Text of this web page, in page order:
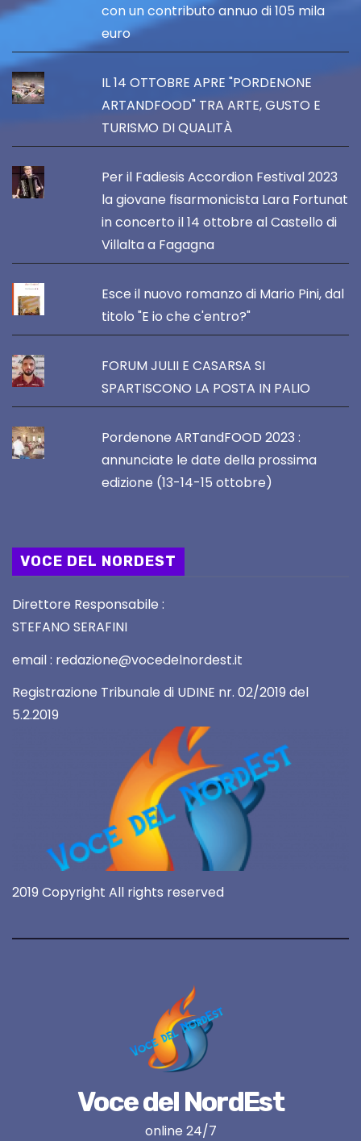
con un contributo annuo di 105 mila
euro
IL 14 OTTOBRE APRE "PORDENONE
ARTANDFOOD" TRA ARTE, GUSTO E
TURISMO DI QUALITÀ
Per il Fadiesis Accordion Festival 2023
la giovane fisarmonicista Lara Fortunat
in concerto il 14 ottobre al Castello di
Villalta a Fagagna
Esce il nuovo romanzo di Mario Pini, dal
titolo "E io che c'entro?"
FORUM JULII E CASARSA SI
SPARTISCONO LA POSTA IN PALIO
Pordenone ARTandFOOD 2023 :
annunciate le date della prossima
edizione (13-14-15 ottobre)
VOCE DEL NORDEST
Direttore Responsabile :
STEFANO SERAFINI
email : redazione@vocedelnordest.it
Registrazione Tribunale di UDINE nr. 02/2019 del
5.2.2019
2019 Copyright All rights reserved
Voce del NordEst
online 24/7